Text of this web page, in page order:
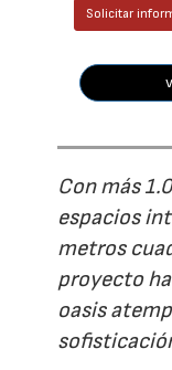
Solicitar
Con más
espacios
metros
proyecto
oasis